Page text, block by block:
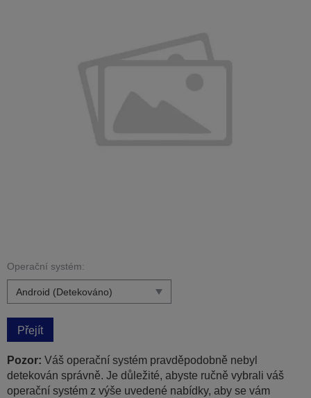
Operační systém:
Přejít
Pozor: Váš operační systém pravděpodobně nebyl
detekován správně. Je důležité, abyste ručně vybrali váš
operační systém z výše uvedené nabídky, aby se vám